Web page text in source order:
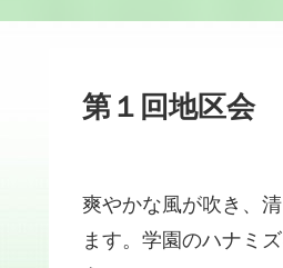
第１回地区会
爽やかな風が吹き、
ます。学園のハナミ